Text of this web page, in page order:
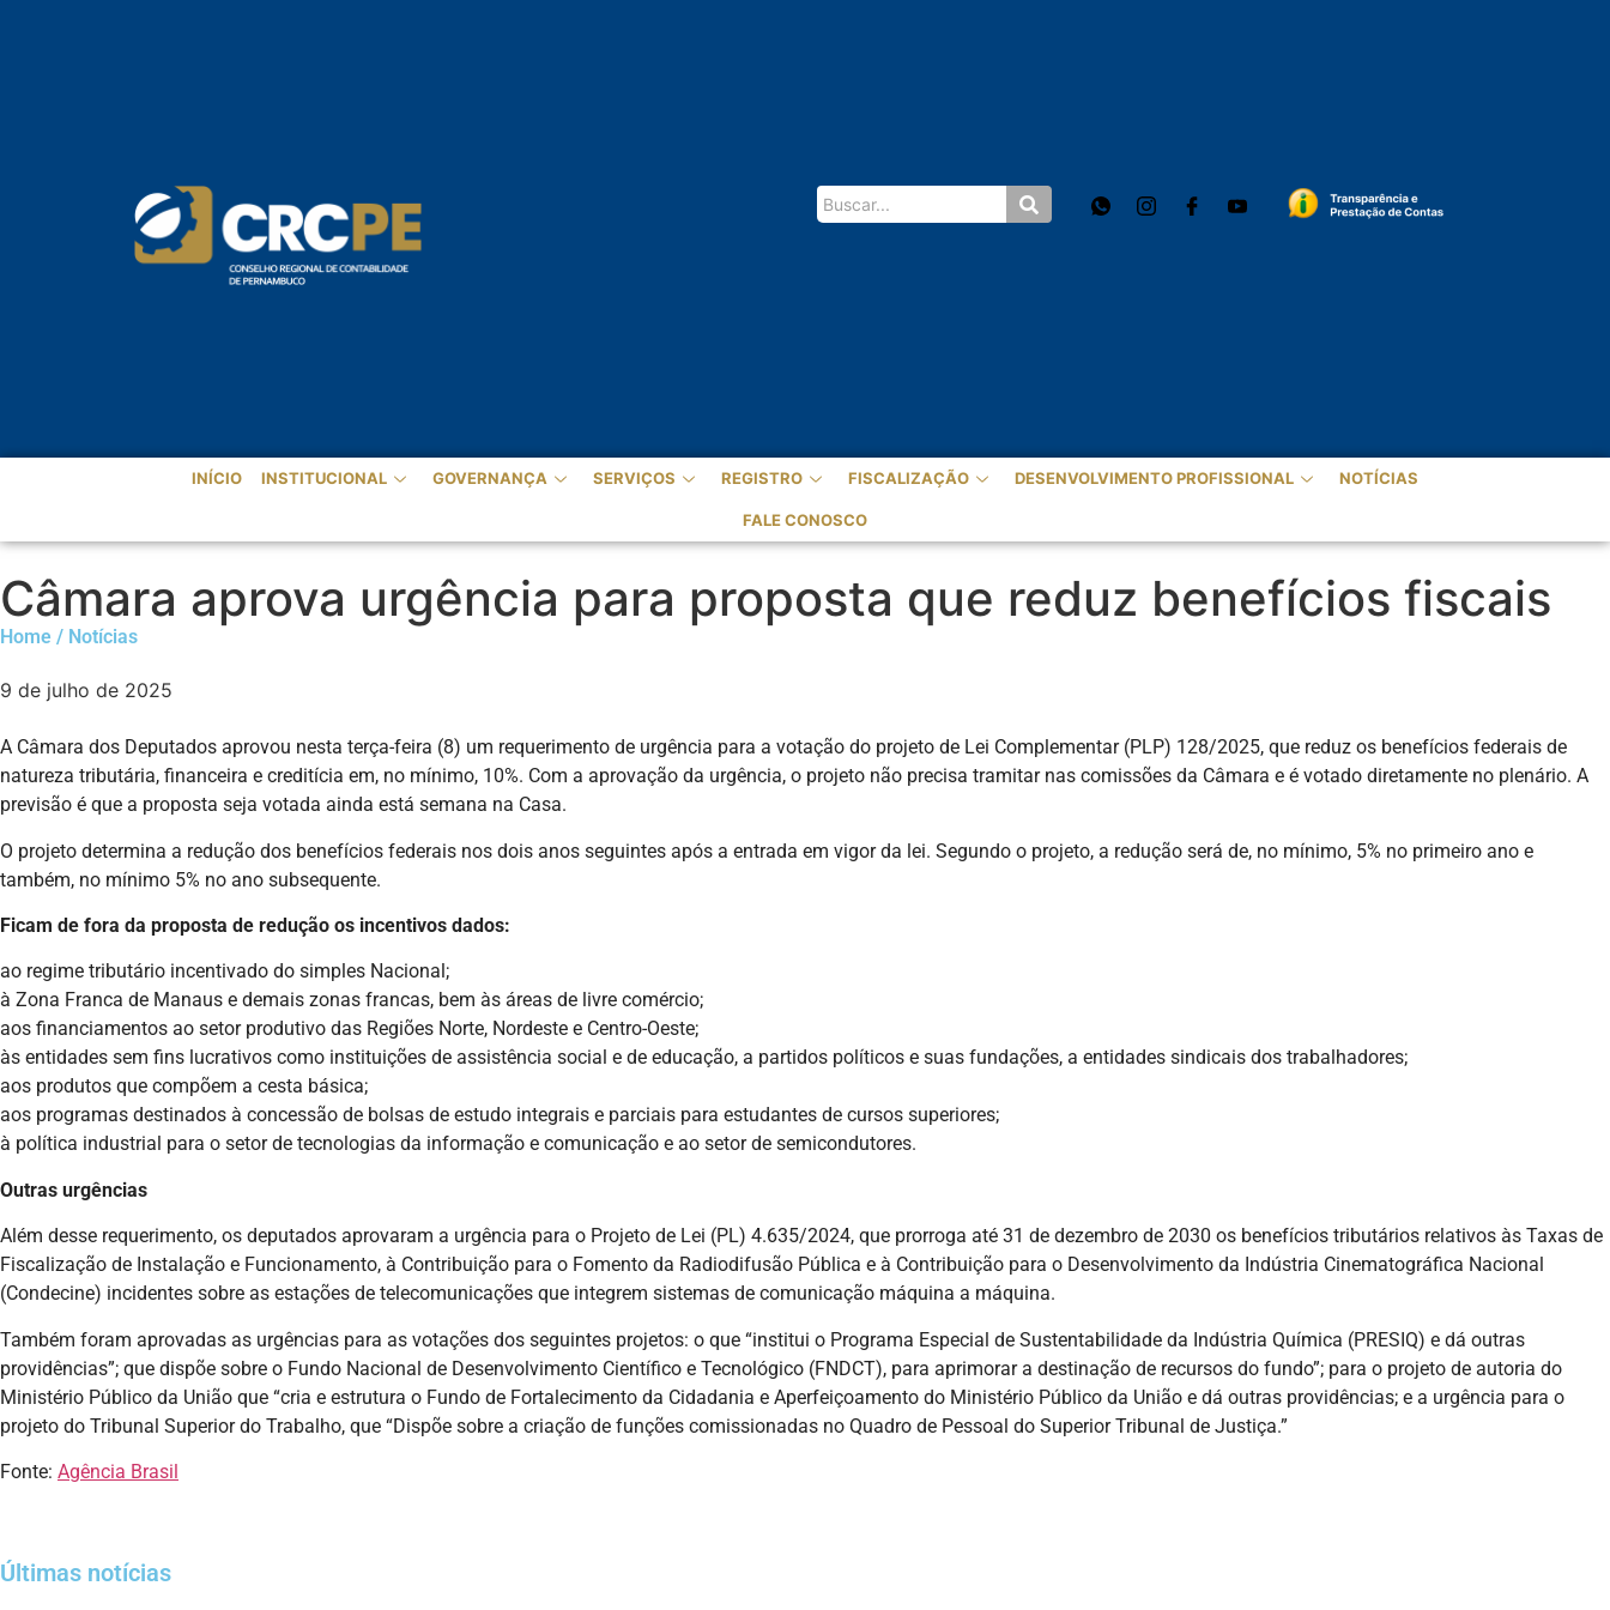
INÍCIO INSTITUCIONAL GOVERNANÇA SERVIÇOS REGISTRO FISCALIZAÇÃO DESENVOLVIMENTO PROFISSIONAL NOTÍCIAS
FALE CONOSCO
Câmara aprova urgência para proposta que reduz benefícios fiscais
Home / Notícias
9 de julho de 2025
A Câmara dos Deputados aprovou nesta terça-feira (8) um requerimento de urgência para a votação do projeto de Lei Complementar (PLP) 128/2025, que reduz os benefícios federais de
natureza tributária, financeira e creditícia em, no mínimo, 10%. Com a aprovação da urgência, o projeto não precisa tramitar nas comissões da Câmara e é votado diretamente no plenário. A
previsão é que a proposta seja votada ainda está semana na Casa.
O projeto determina a redução dos benefícios federais nos dois anos seguintes após a entrada em vigor da lei. Segundo o projeto, a redução será de, no mínimo, 5% no primeiro ano e
também, no mínimo 5% no ano subsequente.
Ficam de fora da proposta de redução os incentivos dados:
ao regime tributário incentivado do simples Nacional;
à Zona Franca de Manaus e demais zonas francas, bem às áreas de livre comércio;
aos financiamentos ao setor produtivo das Regiões Norte, Nordeste e Centro-Oeste;
às entidades sem fins lucrativos como instituições de assistência social e de educação, a partidos políticos e suas fundações, a entidades sindicais dos trabalhadores;
aos produtos que compõem a cesta básica;
aos programas destinados à concessão de bolsas de estudo integrais e parciais para estudantes de cursos superiores;
à política industrial para o setor de tecnologias da informação e comunicação e ao setor de semicondutores.
Outras urgências
Além desse requerimento, os deputados aprovaram a urgência para o Projeto de Lei (PL) 4.635/2024, que prorroga até 31 de dezembro de 2030 os benefícios tributários relativos às Taxas de
Fiscalização de Instalação e Funcionamento, à Contribuição para o Fomento da Radiodifusão Pública e à Contribuição para o Desenvolvimento da Indústria Cinematográfica Nacional
(Condecine) incidentes sobre as estações de telecomunicações que integrem sistemas de comunicação máquina a máquina.
Também foram aprovadas as urgências para as votações dos seguintes projetos: o que “institui o Programa Especial de Sustentabilidade da Indústria Química (PRESIQ) e dá outras
providências”; que dispõe sobre o Fundo Nacional de Desenvolvimento Científico e Tecnológico (FNDCT), para aprimorar a destinação de recursos do fundo”; para o projeto de autoria do
Ministério Público da União que “cria e estrutura o Fundo de Fortalecimento da Cidadania e Aperfeiçoamento do Ministério Público da União e dá outras providências; e a urgência para o
projeto do Tribunal Superior do Trabalho, que “Dispõe sobre a criação de funções comissionadas no Quadro de Pessoal do Superior Tribunal de Justiça.”
Fonte: Agência Brasil
Últimas notícias